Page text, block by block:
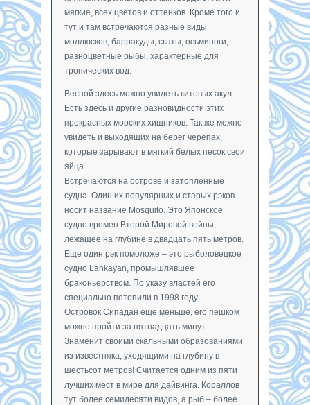
мягкие, всех цветов и оттенков. Кроме того и
тут и там встречаются разные виды
моллюсков, барракуды, скаты, осьминоги,
разноцветные рыбы, характерные для
тропических вод.
Весной здесь можно увидеть китовых акул.
Есть здесь и другие разновидности этих
прекрасных морских хищников. Так же можно
увидеть и выходящих на берег черепах,
которые зарывают в мягкий белых песок свои
яйца.
Встречаются на острове и затопленные
судна. Один их популярных и старых рэков
носит название Mosquito. Это Японское
судно времен Второй Мировой войны,
лежащее на глубине в двадцать пять метров.
Еще один рэк помоложе – это рыболовецкое
судно Lankayan, промышлявшее
браконьерством. По указу властей его
специально потопили в 1998 году.
Островок Сипадан еще меньше, его пешком
можно пройти за пятнадцать минут.
Знаменит своими скальными образованиями
из известняка, уходящими на глубину в
шестьсот метров! Считается одним из пяти
лучших мест в мире для дайвинга. Кораллов
тут более семидесяти видов, а рыб – более